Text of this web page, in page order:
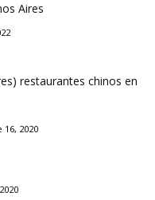
Aires
restaurantes chinos en
2020